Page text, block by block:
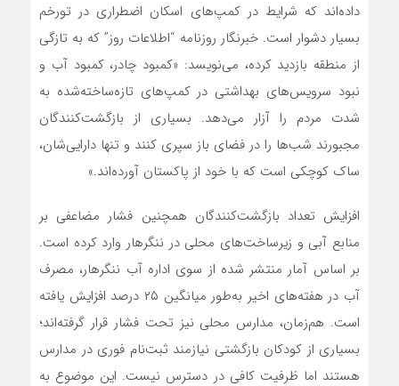
داده‌اند که شرایط در کمپ‌های اسکان اضطراری در تورخم
بسیار دشوار است. خبرنگار روزنامه “اطلاعات روز” که به تازگی
از منطقه بازدید کرده، می‌نویسد: «کمبود چادر، کمبود آب و
نبود سرویس‌های بهداشتی در کمپ‌های تازه‌ساخته‌شده به
شدت مردم را آزار می‌دهد. بسیاری از بازگشت‌کنندگان
مجبورند شب‌ها را در فضای باز سپری کنند و تنها دارایی‌شان،
ساک کوچکی است که با خود از پاکستان آورده‌اند.»
افزایش تعداد بازگشت‌کنندگان همچنین فشار مضاعفی بر
منابع آبی و زیرساخت‌های محلی در ننگرهار وارد کرده است.
بر اساس آمار منتشر شده از سوی اداره آب ننگرهار، مصرف
آب در هفته‌های اخیر به‌طور میانگین ۲۵ درصد افزایش یافته
است. هم‌زمان، مدارس محلی نیز تحت فشار قرار گرفته‌اند؛
بسیاری از کودکان بازگشتی نیازمند ثبت‌نام فوری در مدارس
هستند اما ظرفیت کافی در دسترس نیست. این موضوع به